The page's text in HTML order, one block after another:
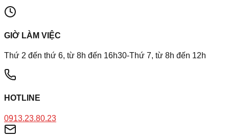
GIỜ LÀM VIỆC
Thứ 2 đến thứ 6, từ 8h đến 16h30-Thứ 7, từ 8h đến 12h
HOTLINE
0913.23.80.23